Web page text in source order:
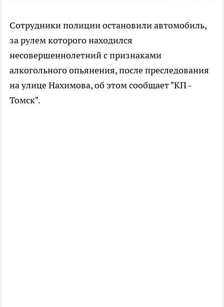
Сотрудники полиции остановили автомобиль,
за рулем которого находился
несовершеннолетний с признаками
алкогольного опьянения, после преследования
на улице Нахимова, об этом сообщает "КП -
Томск".